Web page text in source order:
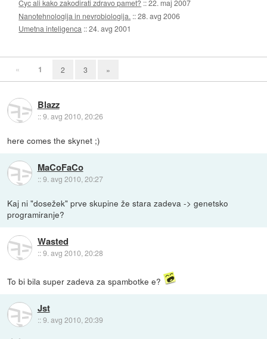
Cyc ali kako zakodirati zdravo pamet? ::22. maj 2007
Nanotehnologija in nevrobiologija. ::28. avg 2006
Umetna inteligenca ::24. avg 2001
« 1 2 3 »
Blazz
::9. avg 2010, 20:26
here comes the skynet ;)
MaCoFaCo
::9. avg 2010, 20:27
Kaj ni "dosežek" prve skupine že stara zadeva -> genetsko
programiranje?
Wasted
::9. avg 2010, 20:28
To bi bila super zadeva za spambotke e?
Jst
::9. avg 2010, 20:39